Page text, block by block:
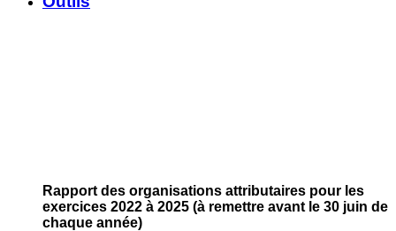
Rapport des organisations attributaires pour les
exercices 2022 à 2025 (à remettre avant le 30 juin de
chaque année)